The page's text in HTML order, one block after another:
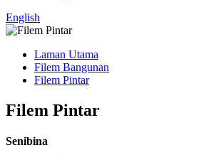
English
Laman Utama
Filem Bangunan
Filem Pintar
Filem Pintar
Senibina